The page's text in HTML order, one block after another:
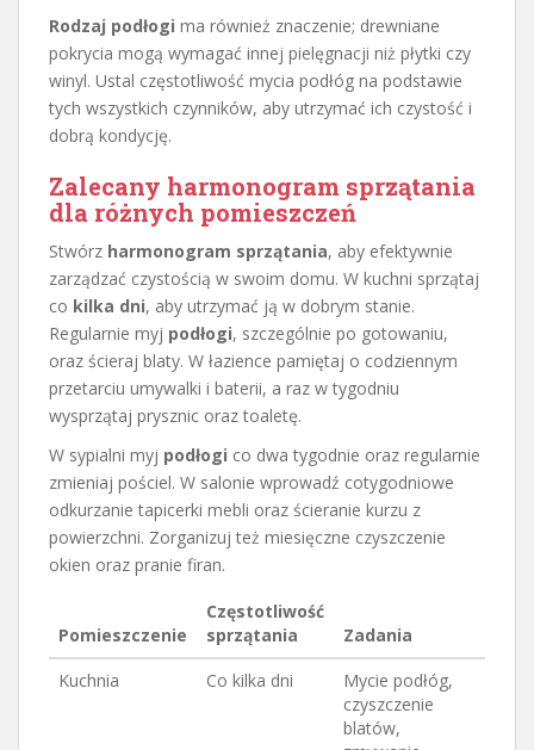
Rodzaj podłogi ma również znaczenie; drewniane
pokrycia mogą wymagać innej pielęgnacji niż płytki czy
winyl. Ustal częstotliwość mycia podłóg na podstawie
tych wszystkich czynników, aby utrzymać ich czystość i
dobrą kondycję.
Zalecany harmonogram sprzątania
dla różnych pomieszczeń
Stwórz harmonogram sprzątania, aby efektywnie
zarządzać czystością w swoim domu. W kuchni sprzątaj
co kilka dni, aby utrzymać ją w dobrym stanie.
Regularnie myj podłogi, szczególnie po gotowaniu,
oraz ścieraj blaty. W łazience pamiętaj o codziennym
przetarciu umywalki i baterii, a raz w tygodniu
wysprzątaj prysznic oraz toaletę.
W sypialni myj podłogi co dwa tygodnie oraz regularnie
zmieniaj pościel. W salonie wprowadź cotygodniowe
odkurzanie tapicerki mebli oraz ścieranie kurzu z
powierzchni. Zorganizuj też miesięczne czyszczenie
okien oraz pranie firan.
Pomieszczenie
Częstotliwość
sprzątania
Zadania
Kuchnia
Co kilka dni
Mycie podłóg,
czyszczenie
blatów,